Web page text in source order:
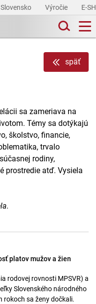
Výročie E-
späť
sa zameriava na
Témy sa dotýkajú
školstvo, financie,
trvalo
rodiny,
prostredie atď. Vysiela
platov mužov a žien
rodovej rovnosti MPSVR) a
Slovenského národného
rokoch sa ženy dočkali.